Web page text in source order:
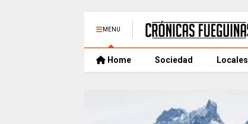
MENU
Home Sociedad Locales